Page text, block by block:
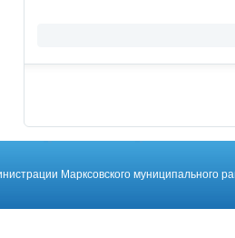
Марксовского муниципального